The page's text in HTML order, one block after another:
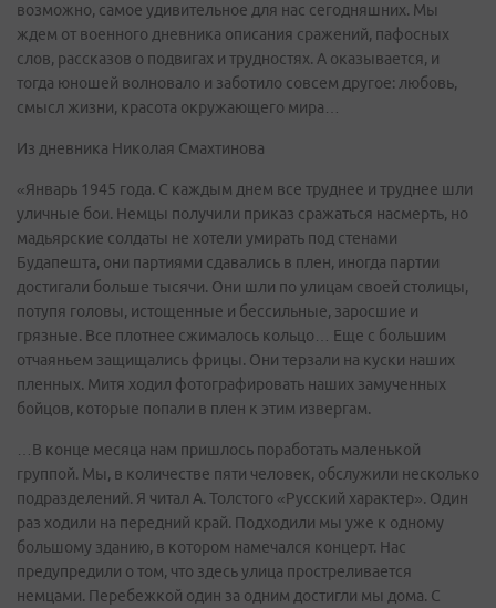
возможно, самое удивительное для нас сегодняшних. Мы
ждем от военного дневника описания сражений, пафосных
слов, рассказов о подвигах и трудностях. А оказывается, и
тогда юношей волновало и заботило совсем другое: любовь,
смысл жизни, красота окружающего мира…
Из дневника Николая Смахтинова
«Январь 1945 года. С каждым днем все труднее и труднее шли
уличные бои. Немцы получили приказ сражаться насмерть, но
мадьярские солдаты не хотели умирать под стенами
Будапешта, они партиями сдавались в плен, иногда партии
достигали больше тысячи. Они шли по улицам своей столицы,
потупя головы, истощенные и бессильные, заросшие и
грязные. Все плотнее сжималось кольцо… Еще с большим
отчаяньем защищались фрицы. Они терзали на куски наших
пленных. Митя ходил фотографировать наших замученных
бойцов, которые попали в плен к этим извергам.
…В конце месяца нам пришлось поработать маленькой
группой. Мы, в количестве пяти человек, обслужили несколько
подразделений. Я читал А. Толстого «Русский характер». Один
раз ходили на передний край. Подходили мы уже к одному
большому зданию, в котором намечался концерт. Нас
предупредили о том, что здесь улица простреливается
немцами. Перебежкой один за одним достигли мы дома. С